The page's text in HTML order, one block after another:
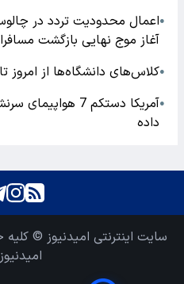
●
آغاز موج نهایی بازگشت
●کلاس‌های دانشگاه‌ها از
●
آمریکا دستکم 7
داده
سایت اینترنتی امیدنیوز ©